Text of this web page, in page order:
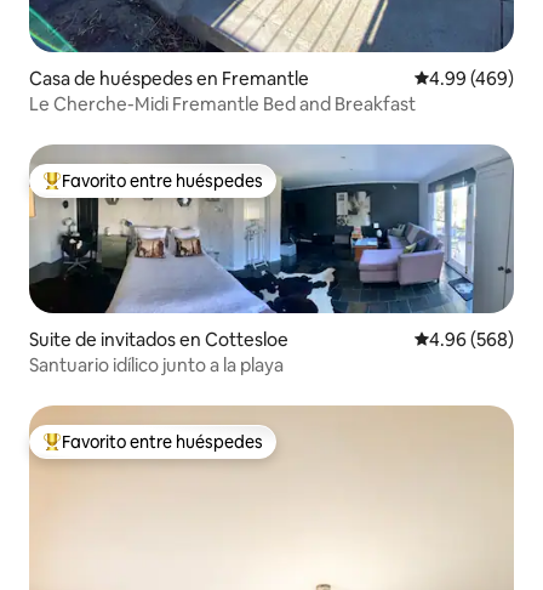
Casa de huéspedes en Fremantle Calificación
4.99 (469)
Le Cherche-Midi Fremantle Bed and Breakfast
Favorito entre huéspedes preferido
Favorito entre huéspedes
Suite de invitados en Cottesloe Calificación
4.96 (568)
Santuario idílico junto a la playa
Favorito entre huéspedes preferido
Favorito entre huéspedes